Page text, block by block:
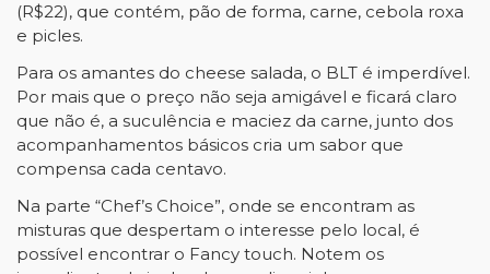
(R$22), que contém, pão de forma, carne, cebola roxa
e picles.
Para os amantes do cheese salada, o BLT é imperdível.
Por mais que o preço não seja amigável e ficará claro
que não é, a suculência e maciez da carne, junto dos
acompanhamentos básicos cria um sabor que
compensa cada centavo.
Na parte “Chef’s Choice”, onde se encontram as
misturas que despertam o interesse pelo local, é
possível encontrar o Fancy touch. Notem os